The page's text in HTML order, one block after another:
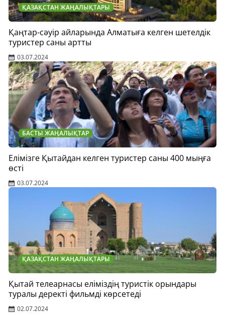
ҚАЗАҚСТАН ЖАҢАЛЫҚТАРЫ
Қаңтар-сәуір айларында Алматыға келген шетелдік
туристер саны артты
03.07.2024
БАСТЫ ЖАҢАЛЫҚТАР
Елімізге Қытайдан келген туристер саны 400 мыңға
өсті
03.07.2024
ҚАЗАҚСТАН ЖАҢАЛЫҚТАРЫ
Қытай телеарнасы еліміздің туристік орындары
туралы деректі фильмді көрсетеді
02.07.2024